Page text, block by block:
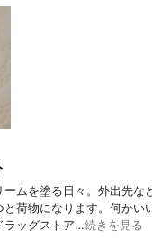
ムを塗る日々。外出先な
と荷物になります。何か
ラッグストア…続きを見る